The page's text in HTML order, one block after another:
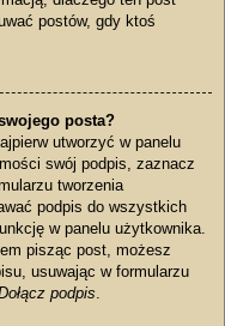
postów, gdy ktoś
posta?
utworzyć w panelu
swój podpis, zaznacz
tworzenia
podpis do wszystkich
w panelu użytkownika.
pisząc post, możesz
usuwając w formularzu
podpis.